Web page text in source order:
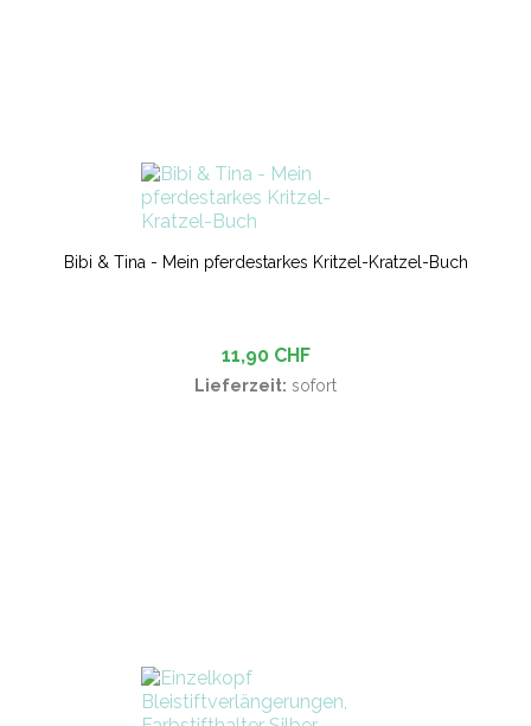
Bibi & Tina - Mein pferdestarkes Kritzel-Kratzel-Buch
11,90 CHF
Lieferzeit: sofort